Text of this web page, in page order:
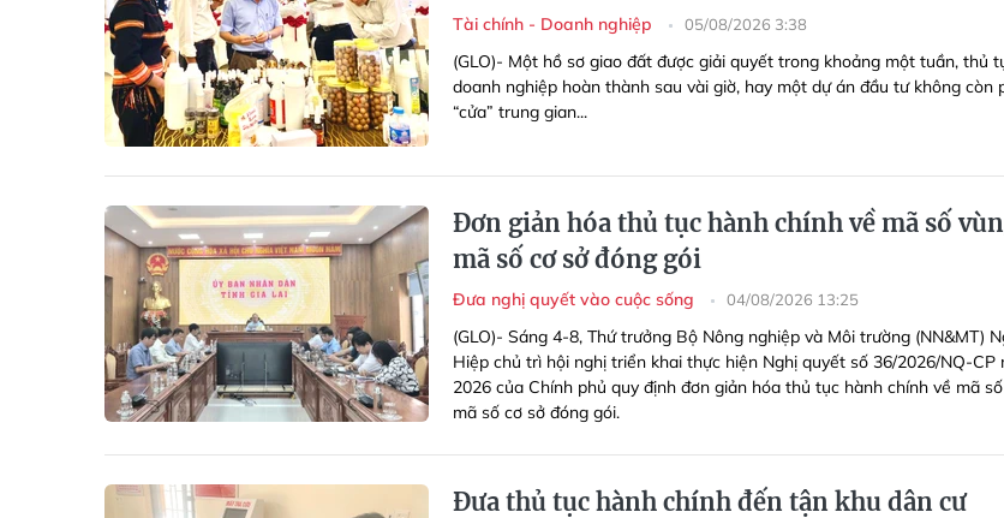
Tài chính - Doanh nghiệp 05/08/2026 3:38
(GLO)- Một hồ sơ giao đất được giải quyết trong khoảng một tuần, thủ
doanh nghiệp hoàn thành sau vài giờ, hay một dự án đầu tư không còn
“cửa” trung gian...
Đơn giản hóa thủ tục hành chính về mã số
mã số cơ sở đóng gói
Đưa nghị quyết vào cuộc sống 04/08/2026 13:25
(GLO)- Sáng 4-8, Thứ trưởng Bộ Nông nghiệp và Môi trường (NN&MT)
Hiệp chủ trì hội nghị triển khai thực hiện Nghị quyết số 36/2026/NQ-CP
2026 của Chính phủ quy định đơn giản hóa thủ tục hành chính về mã
mã số cơ sở đóng gói.
Ðưa thủ tục hành chính đến tận khu dân cư